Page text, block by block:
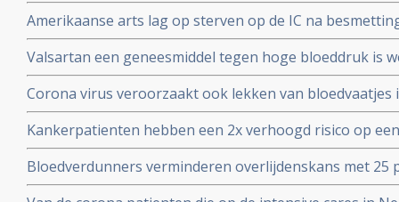
waren de belangrijkste factoren
Amerikaanse arts lag op sterven op de IC na
infusen met hoge dosis vitamine C redde zijn leven
Valsartan een geneesmiddel tegen hoge bloeddruk is
het corona virus. Nederlandse onderzoekers aan de
gerandomiseerd onderzoek. ]
Corona virus veroorzaakt ook lekken van
de ACE2-receptoren en maakt dit corona virus nog
onderzoekers aan de Radboud universiteit
Kankerpatienten hebben een 2x verhoogd risico op
virus blijkt uit studie in Wujang. Waarschijnlijk doordat
Bloedverdunners verminderen overlijdenskans met
corona virus die een SOHA score - sepsis-